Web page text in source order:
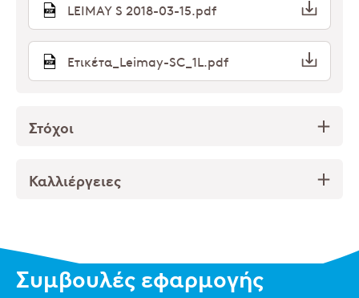
LEIMAY S 2018-03-15.pdf
Ετικέτα_Leimay-SC_1L.pdf
Στόχοι
Καλλιέργειες
Συμβουλές εφαρμογής